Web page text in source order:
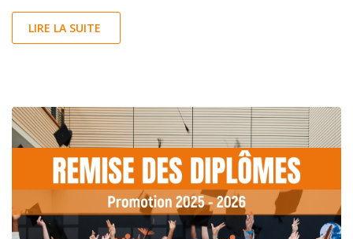
LIRE LA SUITE